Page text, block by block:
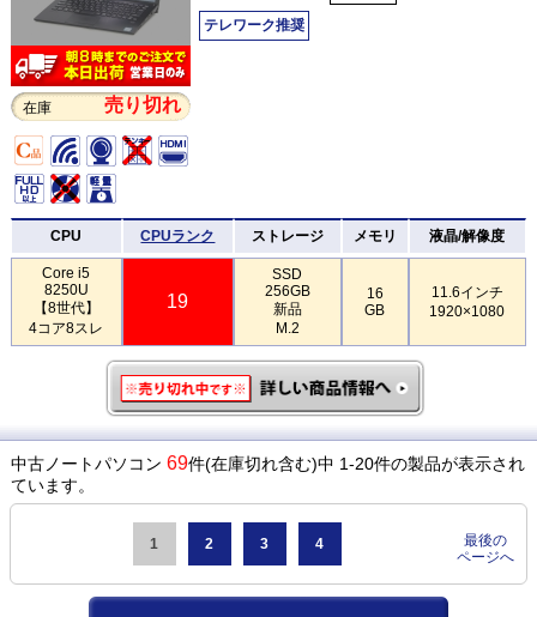
在庫 売り切れ
テレワーク推奨
CPU CPUランク ストレージ メモリ 液晶/解像度
Core i5
8250U
【8世代】
4コア8スレ
19
SSD
256GB
新品
M.2
16
GB
11.6インチ
1920×1080
中古ノートパソコン 69件(在庫切れ含む)中 1-20件の製品が表示され
ています。
1 2 3 4
最後の
ページへ